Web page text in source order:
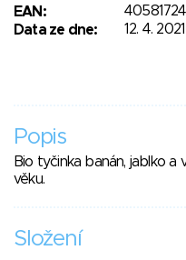
EAN:
Data ze dne:
12. 4. 2021
Popis
Bio tyčinka banán, jablko
věku.
Složení